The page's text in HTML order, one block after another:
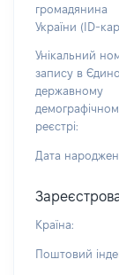
громадянина
України (ID-
Унікальний
запису в
державному
реєстрі:
Дата
Країна:
Поштовий